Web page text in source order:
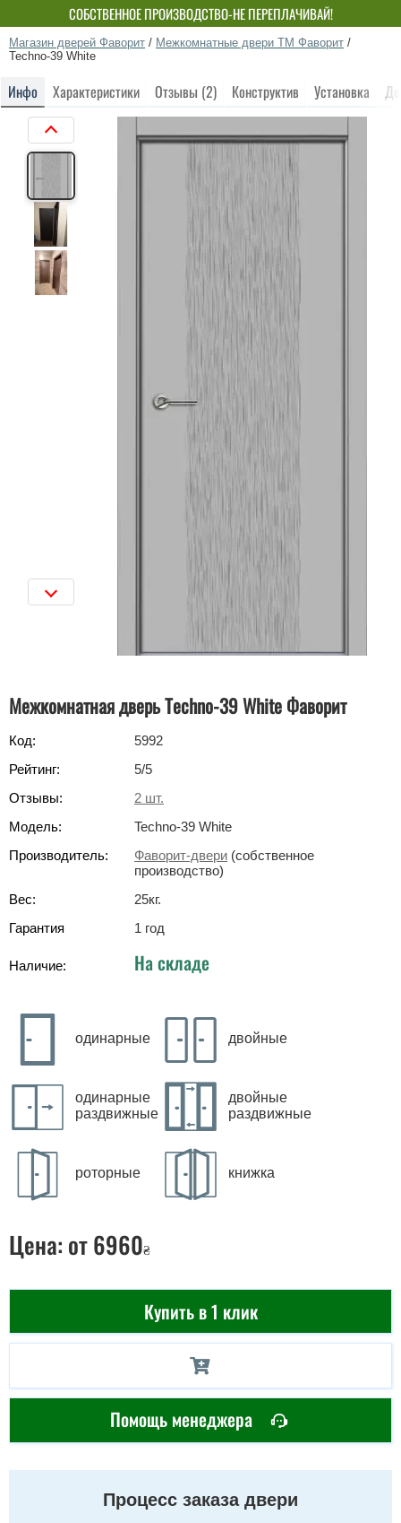
СОБСТВЕННОЕ ПРОИЗВОДСТВО-НЕ ПЕРЕПЛАЧИВАЙ!
Магазин дверей Фаворит / Межкомнатные двери ТМ Фаворит /
Techno-39 White
Инфо Характеристики Отзывы (2) Конструктив Установка
Межкомнатная дверь Techno-39 White Фаворит
Код:
5992
Рейтинг:
5/5
Отзывы:
2 шт.
Модель:
Techno-39 White
Производитель:
Фаворит-двери (собственное
производство)
Вес:
25кг.
Гарантия
1 год
Наличие: На складе
одинарные двойные
одинарные
раздвижные
двойные
раздвижные
роторные книжка
Цена: от 6960₴
Купить в 1 клик
Помощь менеджера
Процесс заказа двери